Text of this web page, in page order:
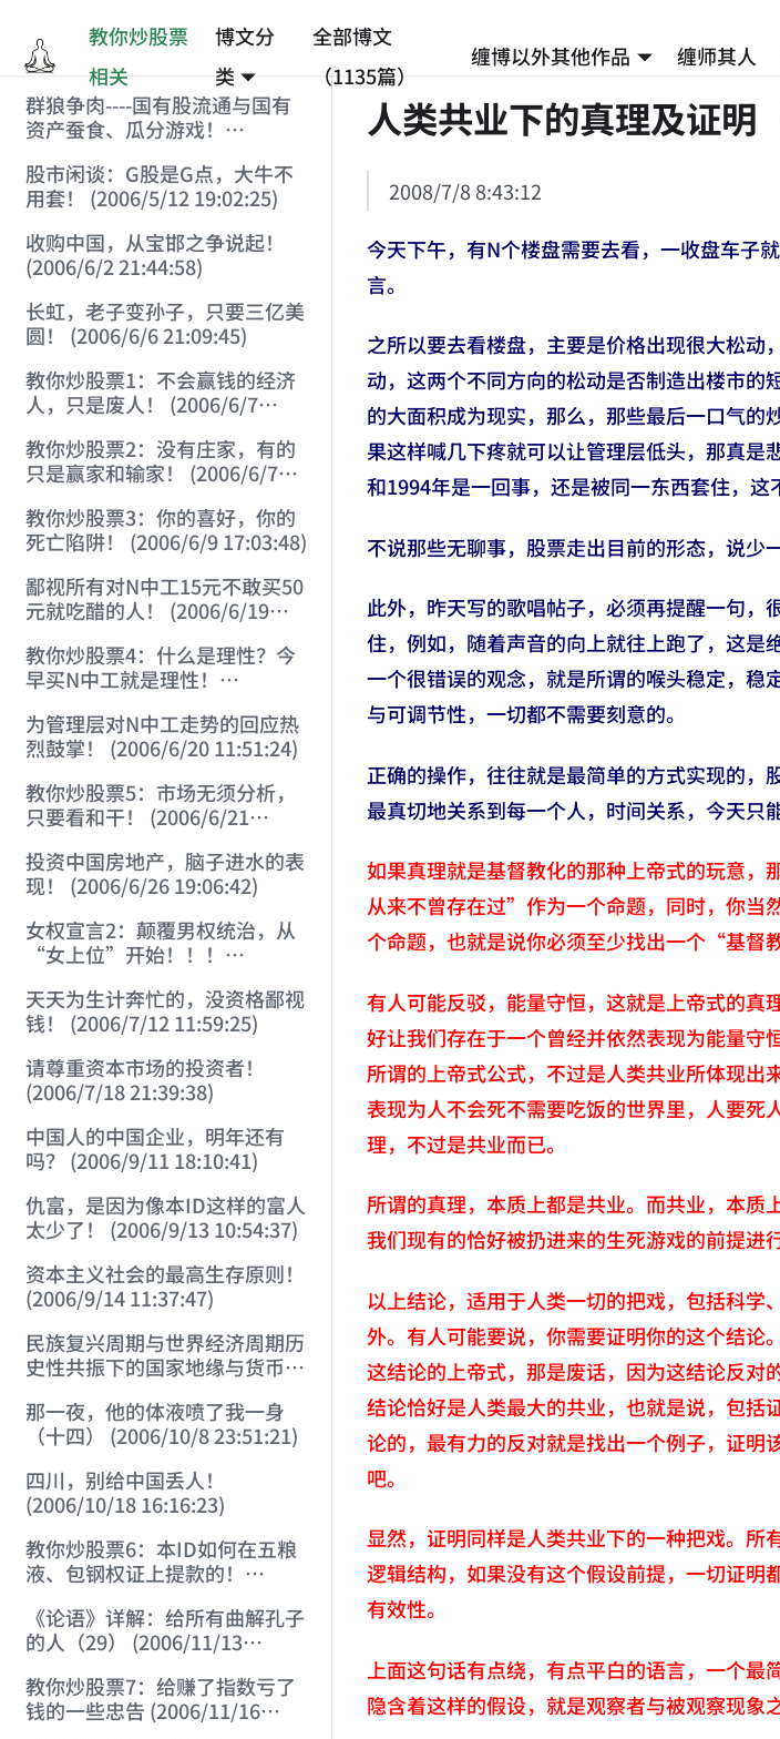
教你炒股票
相关
博文分
类
全部博文
（1135篇）
缠博以外其他作品 缠师其人
群狼争肉----国有股流通与国有
资产蚕食、瓜分游戏！
股市闲谈：G股是G点，大牛不
用套！ (2006/5/12 19:02:25)
收购中国，从宝邯之争说起！
(2006/6/2 21:44:58)
长虹，老子变孙子，只要三亿美
圆！ (2006/6/6 21:09:45)
教你炒股票1：不会赢钱的经济
人，只是废人！ (2006/6/7
教你炒股票2：没有庄家，有的
只是赢家和输家！ (2006/6/7
教你炒股票3：你的喜好，你的
死亡陷阱！ (2006/6/9 17:03:48)
鄙视所有对N中工15元不敢买50
元就吃醋的人！ (2006/6/19
教你炒股票4：什么是理性？今
早买N中工就是理性！
为管理层对N中工走势的回应热
烈鼓掌！ (2006/6/20 11:51:24)
教你炒股票5：市场无须分析，
只要看和干！ (2006/6/21
投资中国房地产，脑子进水的表
现！ (2006/6/26 19:06:42)
女权宣言2：颠覆男权统治，从
“女上位”开始！！！
天天为生计奔忙的，没资格鄙视
钱！ (2006/7/12 11:59:25)
请尊重资本市场的投资者！
(2006/7/18 21:39:38)
中国人的中国企业，明年还有
吗？ (2006/9/11 18:10:41)
仇富，是因为像本ID这样的富人
太少了！ (2006/9/13 10:54:37)
资本主义社会的最高生存原则！
(2006/9/14 11:37:47)
民族复兴周期与世界经济周期历
史性共振下的国家地缘与货币战
那一夜，他的体液喷了我一身
（十四） (2006/10/8 23:51:21)
四川，别给中国丢人！
(2006/10/18 16:16:23)
教你炒股票6：本ID如何在五粮
液、包钢权证上提款的！
《论语》详解：给所有曲解孔子
的人（29） (2006/11/13
教你炒股票7：给赚了指数亏了
钱的一些忠告 (2006/11/16
人类共业下的真理及证明
2008/7/8 8:43:12
今天下午，有N个楼盘需要去看，一收盘车子
言。
之所以要去看楼盘，主要是价格出现很大松
动，这两个不同方向的松动是否制造出楼市
的大面积成为现实，那么，那些最后一口气
果这样喊几下疼就可以让管理层低头，那真
和1994年是一回事，还是被同一东西套住，这
不说那些无聊事，股票走出目前的形态，说少
此外，昨天写的歌唱帖子，必须再提醒一句
住，例如，随着声音的向上就往上跑了，这
一个很错误的观念，就是所谓的喉头稳定，
与可调节性，一切都不需要刻意的。
正确的操作，往往就是最简单的方式实现的
最真切地关系到每一个人，时间关系，今天只
如果真理就是基督教化的那种上帝式的玩意
从来不曾存在过”作为一个命题，同时，你当
个命题，也就是说你必须至少找出一个“基督
有人可能反驳，能量守恒，这就是上帝式的
好让我们存在于一个曾经并依然表现为能量守
所谓的上帝式公式，不过是人类共业所体现
表现为人不会死不需要吃饭的世界里，人要
理，不过是共业而已。
所谓的真理，本质上都是共业。而共业，本
我们现有的恰好被扔进来的生死游戏的前提进
以上结论，适用于人类一切的把戏，包括科
外。有人可能要说，你需要证明你的这个结
这结论的上帝式，那是废话，因为这结论反
结论恰好是人类最大的共业，也就是说，包
论的，最有力的反对就是找出一个例子，证
吧。
显然，证明同样是人类共业下的一种把戏。
逻辑结构，如果没有这个假设前提，一切证
有效性。
上面这句话有点绕，有点平白的语言，一个
隐含着这样的假设，就是观察者与被观察现象